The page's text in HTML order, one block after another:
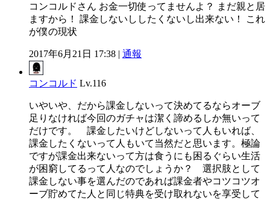
コンコルドさん お金一切使ってませんよ？ まだ親と居
ますから！ 課金しないししたくないし出来ない！ これ
が僕の現状
2017年6月21日 17:38 | 通報
コンコルド Lv.116
いやいや、だから課金しないって決めてるならオーブ
足りなければ今回のガチャは潔く諦めるしか無いって
だけです。 課金したいけどしないって人もいれば、
課金したくないって人もいて当然だと思います。極論
ですが課金出来ないって方は食うにも困るぐらい生活
が困窮してるって人なのでしょうか？ 選択肢として
課金しない事を選んだのであれば課金者やコツコツオ
ーブ貯めてた人と同じ特典を受け取れないを享受して